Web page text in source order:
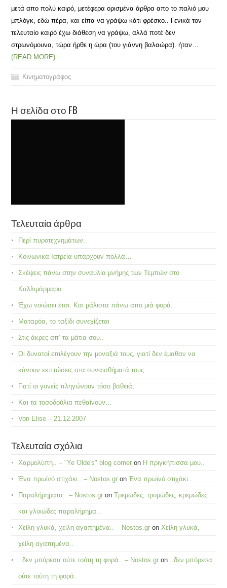
μετά απο πολύ καιρό, μετέφερα ορισμένα άρθρα απο το παλιό μου
μπλόγκ, εδώ πέρα, και είπα να γράψω κάτι φρέσκο.. Γενικά τον
τελευταίο καιρό έχω διάθεση να γράψω, αλλά ποτέ δεν
στρωνόμουνα, τώρα ήρθε η ώρα (του γιάννη βαλαώρα). ήταν…
(READ MORE)
Κινηματογράφος
Η σελίδα στο FB
Τελευταία άρθρα
Περί πυροτεχνημάτων..
Κοινωνικά Ιατρεία υπάρχουν πολλά…
Σκέψεις πάνω στην συναυλία μνήμης των Τεμπών στο
Καλλιμάρμαρο
Έχω νοιώσει έτσι. Και μάλιστα πάνω απο μιά φορά.
Ματαρόα, το ταξίδι συνεχίζεται
Στις άκρες απ’ τα μάτια σου..
Οι δυνατοί επιλέγουν την μοναξιά τους, γιατί δεν έμαθαν να
κάνουν εκπτώσεις στα συναισθήματά τους.
Γιατί οι γονείς πληγώνουν τόσο βαθειά;
Και τα τοσοδούλια πεθαίνουν…
Von Elise – 21.12.2007
Τελευταία σχόλια
Χαρμολύπη.. – "Ye Olde's" blog corner on Η πριγκήπισσα μου..
Ένα πρωϊνό στιχάκι.. – Nostos.gr onΈνα πρωϊνό στιχάκι..
Παραλήρηματα.. – Nostos.gr onΤρεμώδες, τρομώδες, κρεμώδες
και γλοιώδες παραλήρημα..
Χείλη γλυκά, χείλη αγαπημένα.. – Nostos.gr onΧείλη γλυκά,
χείλη αγαπημένα..
..δεν μπόρεσα ούτε τούτη τη φορά.. – Nostos.gr on ..δεν μπόρεσα
ούτε τούτη τη φορά..